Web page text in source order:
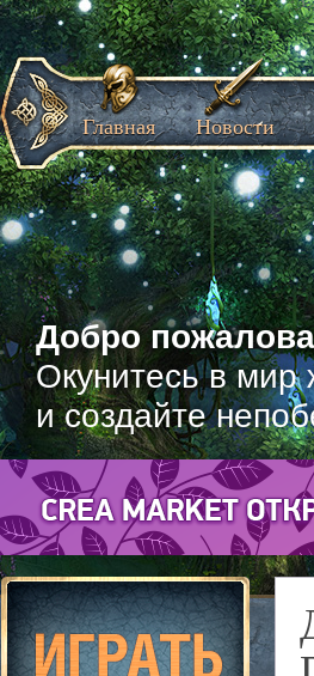
Добро
Окунитесь в мир
и создайте
Главная Новости